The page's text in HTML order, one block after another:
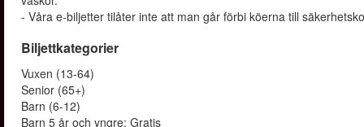
- Våra e-biljetter tilåter inte att man går förbi köerna till
Biljettkategorier
Vuxen (13-64)
Senior (65+)
Barn (6-12)
Barn 5 år och yngre: Gratis